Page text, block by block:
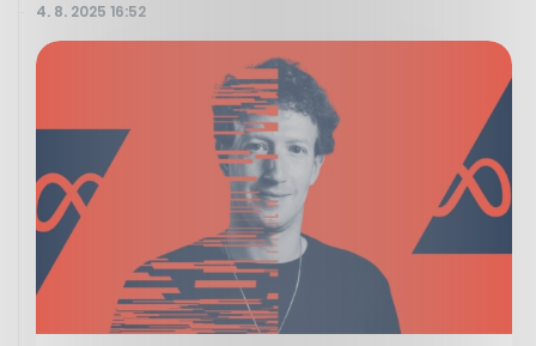
4. 8. 2025 16:52